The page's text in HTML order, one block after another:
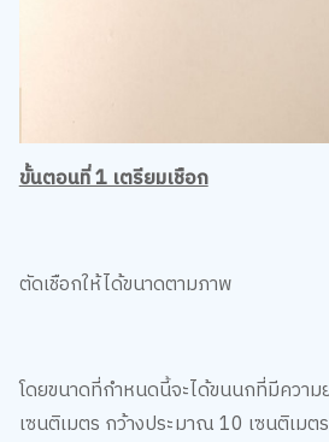
ขั้นตอนที่ 1 เตรียมเชือก
ตัดเชือกให้ได้ขนาดตามภาพ
โดยขนาดที่กำหนดนี้จะได้ขนนกที่มีควา
เซนติเมตร กว้างประมาณ 10 เซนติเมตร